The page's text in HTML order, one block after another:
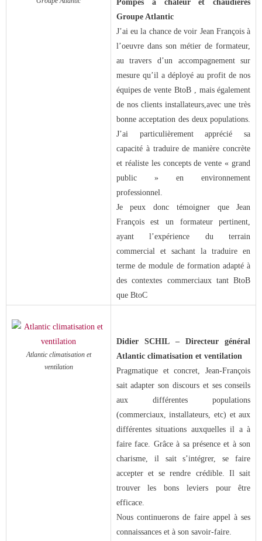
Groupe Atlantic
J’ai eu la chance de voir Jean François à
l’oeuvre dans son métier de formateur,
au travers d’un accompagnement sur
mesure qu’il a déployé au profit de nos
équipes de vente BtoB , mais également
de nos clients installateurs,avec une très
bonne acceptation des deux populations.
J’ai particulièrement apprécié sa
capacité à traduire de manière concrète
et réaliste les concepts de vente « grand
public » en environnement
professionnel.
Je peux donc témoigner que Jean
François est un formateur pertinent,
ayant l’expérience du terrain
commercial et sachant la traduire en
terme de module de formation adapté à
des contextes commerciaux tant BtoB
que BtoC
Atlantic climatisation et
ventilation
Didier SCHIL – Directeur général
Atlantic climatisation et ventilation
Pragmatique et concret, Jean-François
sait adapter son discours et ses conseils
aux différentes populations
(commerciaux, installateurs, etc) et aux
différentes situations auxquelles il a à
faire face. Grâce à sa présence et à son
charisme, il sait s’intégrer, se faire
accepter et se rendre crédible. Il sait
trouver les bons leviers pour être
efficace.
Nous continuerons de faire appel à ses
connaissances et à son savoir-faire.